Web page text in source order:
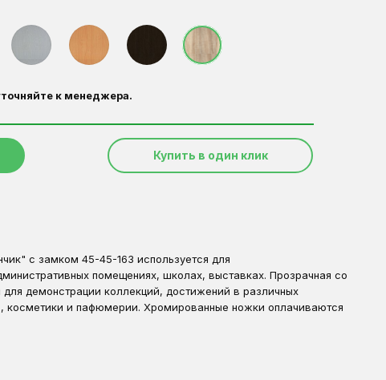
к менеджера.
Купить в один клик
с замком 45-45-163 используется для
помещениях, школах, выставках. Прозрачная со
для демонстрации коллекций, достижений в различных
косметики и пафюмерии. Хромированные ножки оплачиваются